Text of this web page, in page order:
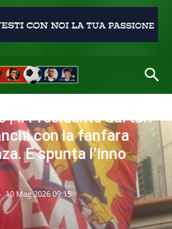
| Il Presidente Sartori
con la fanfara
E spunta l’inno
10 Mag 2026 09:15